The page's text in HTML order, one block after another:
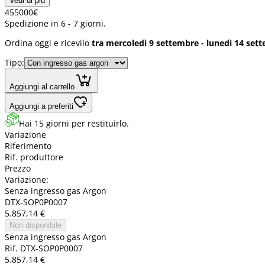
455000€
Spedizione in 6 - 7 giorni.
Ordina oggi e ricevilo tra mercoledì 9 settembre - lunedì 14
Tipo:
Aggiungi al carrello
Aggiungi a preferiti
Hai 15 giorni per restituirlo.
Variazione
Riferimento
Rif. produttore
Prezzo
Variazione:
Senza ingresso gas Argon
DTX-SOP0P0007
5.857,14 €
Non disponibile
Senza ingresso gas Argon
Rif. DTX-SOP0P0007
5.857,14 €